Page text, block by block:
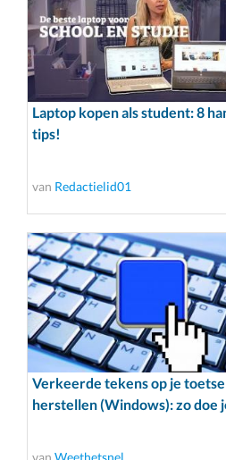
Laptop kopen als student: 8
tips!
van Redactielid01
Verkeerde tekens op je
herstellen (Windows): zo doe
van Weethetsnel